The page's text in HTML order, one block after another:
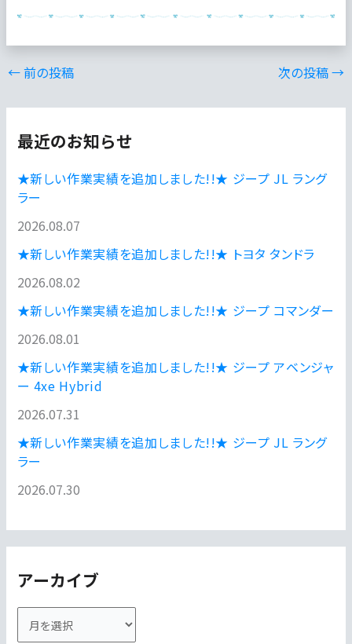
←前の投稿 次の投稿→
最近のお知らせ
★新しい作業実績を追加しました!!★ ジープ JL ラング
ラー
2026.08.07
★新しい作業実績を追加しました!!★ トヨタ タンドラ
2026.08.02
★新しい作業実績を追加しました!!★ ジープ コマンダー
2026.08.01
★新しい作業実績を追加しました!!★ ジープ アベンジャ
ー 4xe Hybrid
2026.07.31
★新しい作業実績を追加しました!!★ ジープ JL ラング
ラー
2026.07.30
アーカイブ